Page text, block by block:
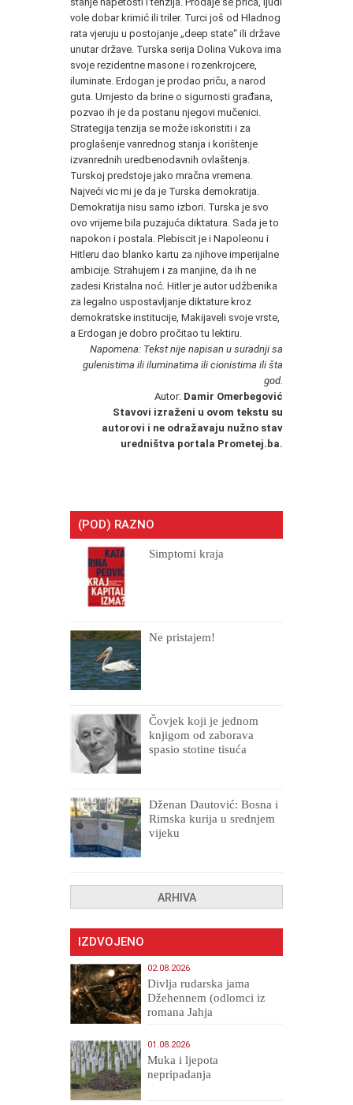
vole dobar krimić ili triler. Turci još od Hladnog
rata vjeruju u postojanje „deep state“ ili države
unutar države. Turska serija Dolina Vukova ima
svoje rezidentne masone i rozenkrojcere,
iluminate. Erdogan je prodao priču, a narod
guta. Umjesto da brine o sigurnosti građana,
pozvao ih je da postanu njegovi mučenici.
Strategija tenzija se može iskoristiti i za
proglašenje vanrednog stanja i korištenje
izvanrednih uredbenodavnih ovlaštenja.
Turskoj predstoje jako mračna vremena.
Najveći vic mi je da je Turska demokratija.
Demokratija nisu samo izbori. Turska je svo
ovo vrijeme bila puzajuća diktatura. Sada je to
napokon i postala. Plebiscit je i Napoleonu i
Hitleru dao blanko kartu za njihove imperijalne
ambicije. Strahujem i za manjine, da ih ne
zadesi Kristalna noć. Hitler je autor udžbenika
za legalno uspostavljanje diktature kroz
demokratske institucije, Makijaveli svoje vrste,
a Erdogan je dobro pročitao tu lektiru.
Napomena: Tekst nije napisan u suradnji sa
gulenistima ili iluminatima ili cionistima ili šta
god.
Autor: Damir Omerbegović
Stavovi izraženi u ovom tekstu su
autorovi i ne odražavaju nužno stav
uredništva portala Prometej.ba.
(POD) RAZNO
Simptomi kraja
Ne pristajem!
Čovjek koji je jednom
knjigom od zaborava
spasio stotine tisuća
Dženan Dautović: Bosna i
Rimska kurija u srednjem
vijeku
ARHIVA
IZDVOJENO
02.08.2026
Divlja rudarska jama
Džehennem (odlomci iz
romana Jahja
01.08.2026
Muka i ljepota
nepripadanja